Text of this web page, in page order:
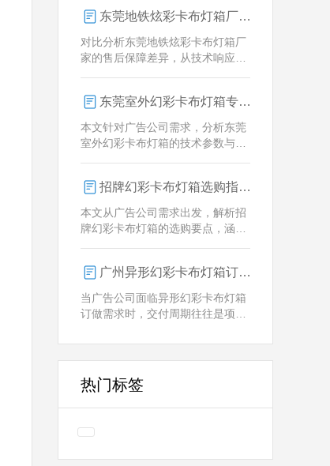
东莞地铁炫彩卡布灯箱厂家售后保障对比指南：广告公司选型核心要素解析
对比分析东莞地铁炫彩卡布灯箱厂
家的售后保障差异，从技术响应、
在动态效果与全天候耐用性上的专
业解决方案。
东莞室外幻彩卡布灯箱专业供应商技术解析
本文针对广告公司需求，分析东莞
室外幻彩卡布灯箱的技术参数与定
招牌幻彩卡布灯箱选购指南：广州广告公司专业视角
本文从广告公司需求出发，解析招
牌幻彩卡布灯箱的选购要点，涵盖
户提供专业解决方案。
广州异形幻彩卡布灯箱订做：广告人必看的交付周期决策指南
当广告公司面临异形幻彩卡布灯箱
订做需求时，交付周期往往是项目
过技术预配与柔性生产体系，将定
制周期压缩至行业领先水平？
热门标签